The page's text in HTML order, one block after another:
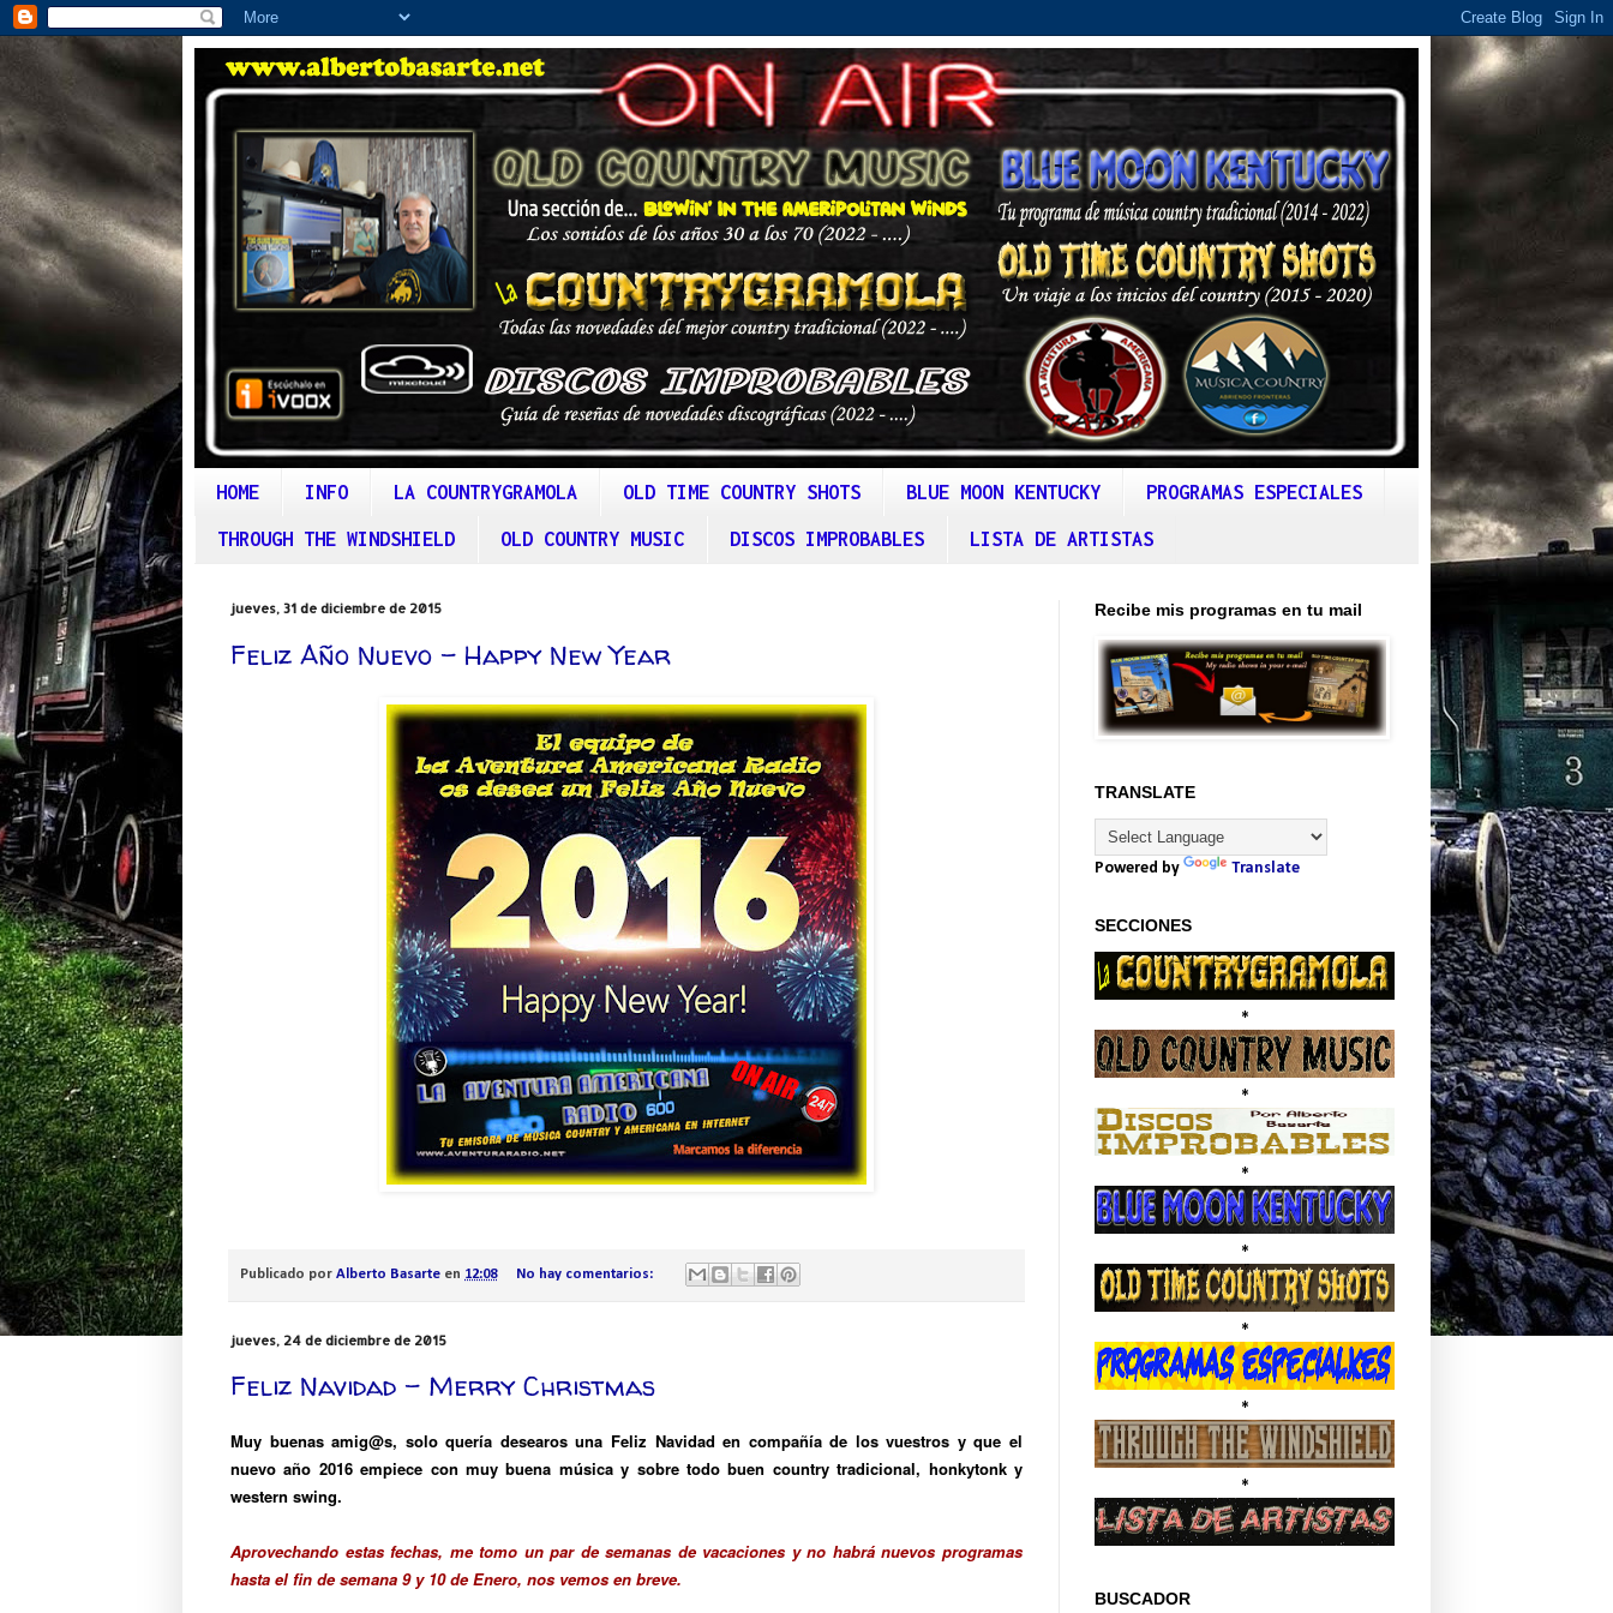
HOME INFO LA COUNTRYGRAMOLA OLD TIME COUNTRY SHOTS BLUE MOON KENTUCKY PROGRAMAS ESPECIALES
THROUGH THE WINDSHIELD OLD COUNTRY MUSIC DISCOS IMPROBABLES LISTA DE ARTISTAS
jueves, 31 de diciembre de 2015
Feliz Año Nuevo - Happy New Year
Publicado por Alberto Basarte en 12:08 No hay comentarios:
jueves, 24 de diciembre de 2015
Feliz Navidad - Merry Christmas
Muy buenas amig@s, solo quería desearos una Feliz Navidad en compañía de los vuestros y que el
nuevo año 2016 empiece con muy buena música y sobre todo buen country tradicional, honkytonk y
western swing.
Aprovechando estas fechas, me tomo un par de semanas de vacaciones y no habrá nuevos programas
hasta el fin de semana 9 y 10 de Enero, nos vemos en breve.
Recibe mis programas en tu mail
TRANSLATE
Powered by Translate
SECCIONES
*
*
*
*
*
*
*
BUSCADOR